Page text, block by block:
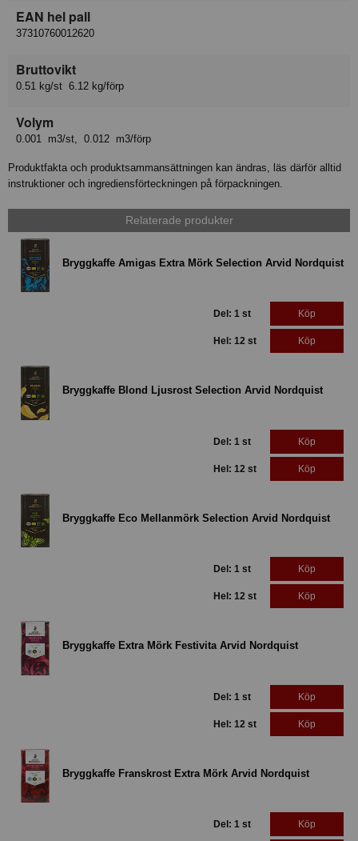
EAN hel pall
37310760012620
Bruttovikt
0.51 kg/st 6.12 kg/förp
Volym
0.001 m3/st, 0.012 m3/förp
Produktfakta och produktsammansättningen kan ändras, läs därför alltid
instruktioner och ingrediensförteckningen på förpackningen.
Relaterade produkter
Bryggkaffe Amigas Extra Mörk Selection Arvid Nordquist
Del: 1 st Köp
Hel: 12 st Köp
Bryggkaffe Blond Ljusrost Selection Arvid Nordquist
Del: 1 st Köp
Hel: 12 st Köp
Bryggkaffe Eco Mellanmörk Selection Arvid Nordquist
Del: 1 st Köp
Hel: 12 st Köp
Bryggkaffe Extra Mörk Festivita Arvid Nordquist
Del: 1 st Köp
Hel: 12 st Köp
Bryggkaffe Franskrost Extra Mörk Arvid Nordquist
Del: 1 st Köp